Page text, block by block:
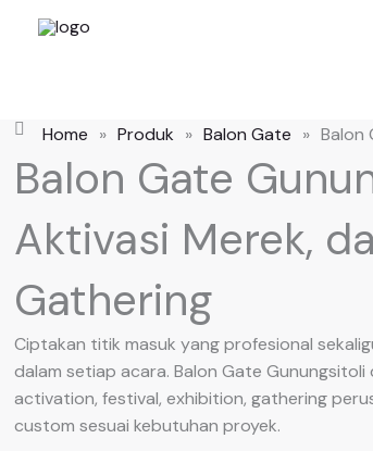
Home » Produk » Balon Gate » Balon
Balon Gate
Aktivasi Merek,
Gathering
Ciptakan titik masuk yang profesional
dalam setiap acara. Balon Gate
activation, festival, exhibition, gathering
custom sesuai kebutuhan proyek.